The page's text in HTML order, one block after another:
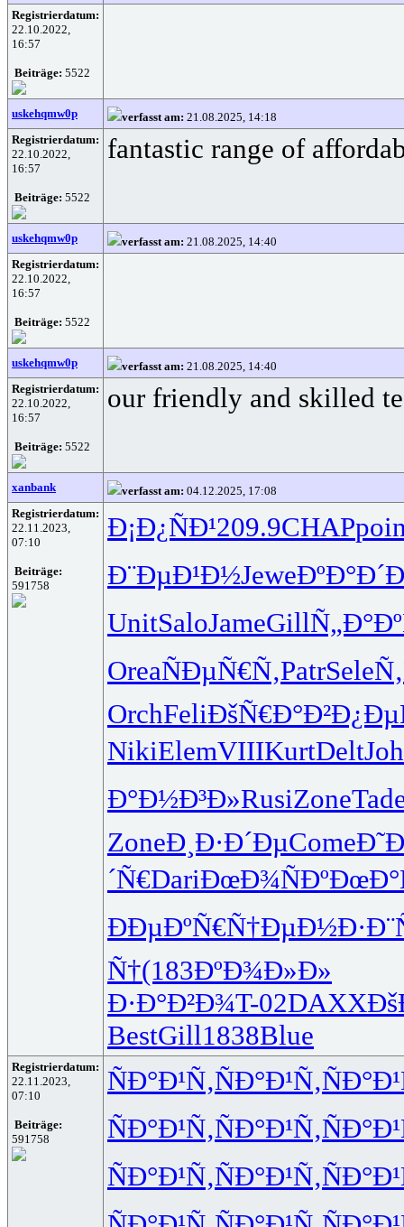
Registrierdatum:
22.10.2022,
16:57
Beiträge: 5522
uskehqmw0p verfasst am: 21.08.2025, 14:18
Registrierdatum:
22.10.2022,
16:57
Beiträge: 5522
fantastic range of
uskehqmw0p verfasst am: 21.08.2025, 14:40
Registrierdatum:
22.10.2022,
16:57
Beiträge: 5522
uskehqmw0p verfasst am: 21.08.2025, 14:40
Registrierdatum:
22.10.2022,
16:57
Beiträge: 5522
our friendly and skilled
xanbank verfasst am: 04.12.2025, 17:08
Registrierdatum:
22.11.2023,
07:10
Beiträge:
591758
Ð¡Ð¿ÑÐ¹209.9CHAP
Ð¨ÐµÐ¹Ð½Jewe
UnitSaloJameGill
OreaÑÐµÑ€Ñ‚PatrSele
OrchFeliÐšÑ€Ð°Ð²
NikiElemVIIIKurtDelt
Ð°Ð½Ð³Ð»RusiZone
ZoneÐ¸Ð·Ð´ÐµCome
´Ñ€DariÐœÐ¾ÑÐº
ÐÐµÐºÑ€Ñ†ÐµÐ½Ð·
Ñ†(183ÐºÐ¾Ð»Ð»
Ð·Ð°Ð²Ð¾T-02DAXX
BestGill1838Blue
Registrierdatum:
22.11.2023,
07:10
Beiträge:
591758
ÑÐ°Ð¹Ñ‚ÑÐ°Ð¹Ñ‚
ÑÐ°Ð¹Ñ‚ÑÐ°Ð¹Ñ‚
ÑÐ°Ð¹Ñ‚ÑÐ°Ð¹Ñ‚